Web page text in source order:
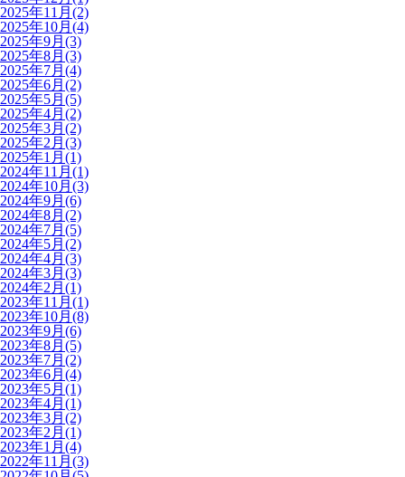
2025年11月(2)
2025年10月(4)
2025年9月(3)
2025年8月(3)
2025年7月(4)
2025年6月(2)
2025年5月(5)
2025年4月(2)
2025年3月(2)
2025年2月(3)
2025年1月(1)
2024年11月(1)
2024年10月(3)
2024年9月(6)
2024年8月(2)
2024年7月(5)
2024年5月(2)
2024年4月(3)
2024年3月(3)
2024年2月(1)
2023年11月(1)
2023年10月(8)
2023年9月(6)
2023年8月(5)
2023年7月(2)
2023年6月(4)
2023年5月(1)
2023年4月(1)
2023年3月(2)
2023年2月(1)
2023年1月(4)
2022年11月(3)